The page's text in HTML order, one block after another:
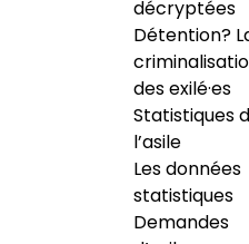
décryptées
Détention?
des exilé·es
Statistiques
l’asile
Les données
statistiques
Demandes